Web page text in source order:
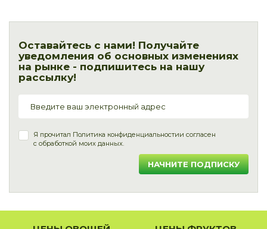
Оставайтесь с нами! Получайте
уведомления об основных изменениях
на рынке - подпишитесь на нашу
рассылку!
Я прочитал Политика конфиденциальностии согласен
с обработкой моих данных.
НАЧНИТЕ ПОДПИСКУ